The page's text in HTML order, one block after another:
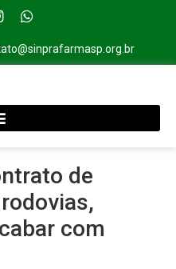
de
com